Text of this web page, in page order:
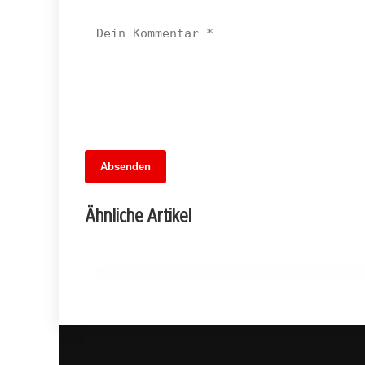
Absenden
Ähnliche Artikel
MuseumsMeileMitte: Berlins neues
kulturelles Herz schlägt am